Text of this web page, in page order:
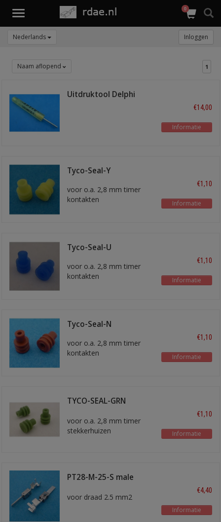
Toggle
0
Nederlands Inloggen
Naam aflopend 1
Uitdruktool Delphi
€14,00
Informatie
Tyco-Seal-Y
voor o.a. 2,8 mm timer
kontakten
€1,10
Informatie
Tyco-Seal-U
voor o.a. 2,8 mm timer
kontakten
€1,10
Informatie
Tyco-Seal-N
voor o.a. 2,8 mm timer
kontakten
€1,10
Informatie
TYCO-SEAL-GRN
voor o.a. 2,8 mm timer
stekkerhuizen
€1,10
Informatie
PT28-M-25-S male
voor draad 2.5 mm2
€4,40
Informatie